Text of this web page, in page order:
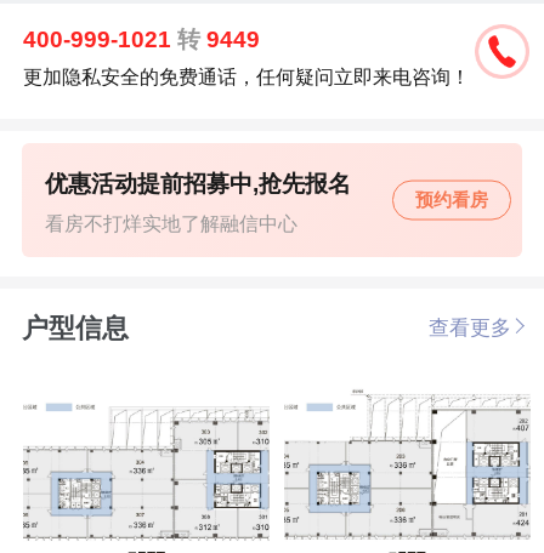
400-999-1021转 9449
更加隐私安全的免费通话，任何疑问立即来电咨询！
看房不打烊实地了解融信中心
优惠活动提前招募中,抢先报名
预约看房
户型信息 查看更多